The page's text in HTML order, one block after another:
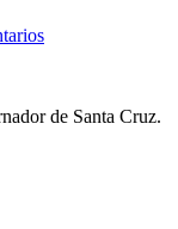
de Santa Cruz.